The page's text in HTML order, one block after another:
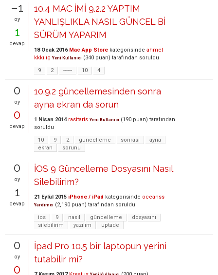
–1
oy
1
cevap
10.4 MAC İMİ 9.2.2 YAPTIM
YANLIŞLIKLA NASIL GÜNCEL Bİ
SÜRÜM YAPARIM
18 Ocak 2016 Mac App Store kategorisinde ahmet
kkkılıç Yeni Kullanıcı (340 puan) tarafından soruldu
9
2 ------ 10 4
0
oy
0
cevap
10.9.2 güncellemesinden sonra
ayna ekran da sorun
1 Nisan 2014 rasitaris Yeni Kullanıcı (190 puan) tarafından
soruldu
10
9 2 güncelleme sonrası
ayna
ekran
sorunu
0
oy
1
cevap
İOS 9 Güncelleme Dosyasını Nasıl
Silebilirim?
21 Eylül 2015 iPhone / iPad kategorisinde oceanss
Yardımcı (2,190 puan) tarafından soruldu
ios
9 nasıl güncelleme
dosyasını
silebilirim
yazılım uptade
0
oy
0
İpad Pro 10.5 bir laptopun yerini
tutabilir mi?